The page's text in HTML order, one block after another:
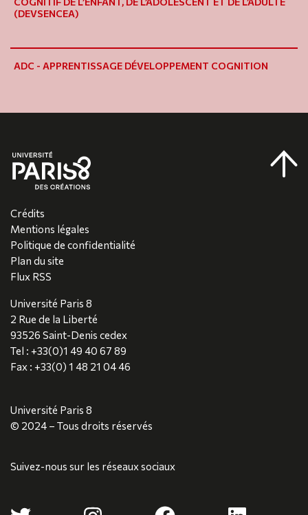
(DEVSENCEA)
ADC - APPRENTISSAGE DÉVELOPPEMENT COGNITION
Crédits
Mentions légales
Politique de confidentialité
Plan du site
Flux RSS
Université Paris 8
2 Rue de la Liberté
93526 Saint-Denis cedex
Tel : +33(0)1 49 40 67 89
Fax : +33(0) 1 48 21 04 46
Université Paris 8
© 2024 – Tous droits réservés
Suivez-nous sur les réseaux sociaux